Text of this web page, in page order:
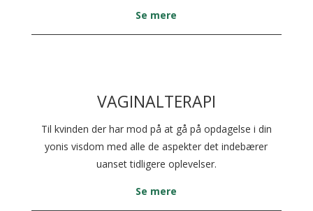
Se mere
VAGINALTERAPI
Til kvinden der har mod på at gå på opdagelse i din
yonis visdom med alle de aspekter det indebærer
uanset tidligere oplevelser.
Se mere